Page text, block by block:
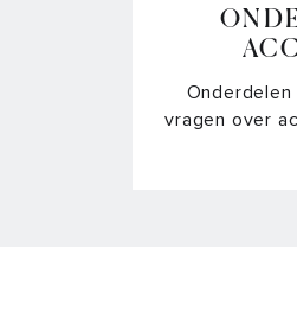
vragen over